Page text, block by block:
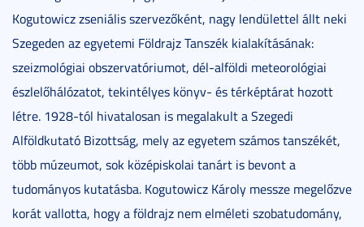
Kogutowicz zseniális szervezőként, nagy lendülettel állt neki
Szegeden az egyetemi Földrajz Tanszék kialakításának:
szeizmológiai obszervatóriumot, dél-alföldi meteorológiai
észlelőhálózatot, tekintélyes könyv- és térképtárat hozott
létre. 1928-tól hivatalosan is megalakult a Szegedi
Alföldkutató Bizottság, mely az egyetem számos tanszékét,
több múzeumot, sok középiskolai tanárt is bevont a
tudományos kutatásba. Kogutowicz Károly messze megelőzve
korát vallotta, hogy a földrajz nem elméleti szobatudomány,